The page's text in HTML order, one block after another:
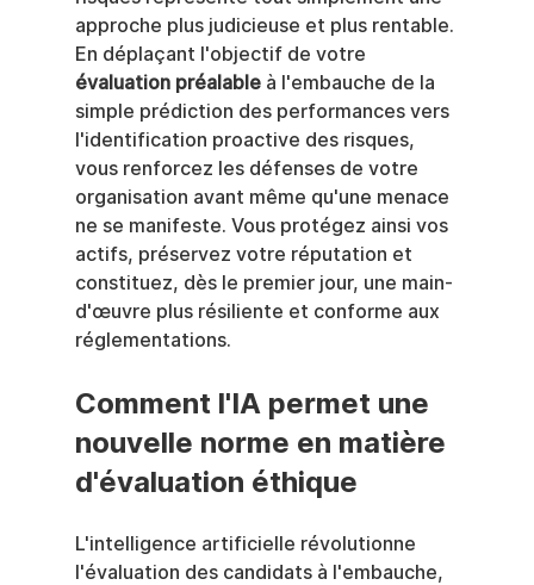
approche plus judicieuse et plus rentable.
En déplaçant l'objectif de votre
évaluation préalable à l'embauche de la
simple prédiction des performances vers
l'identification proactive des risques,
vous renforcez les défenses de votre
organisation avant même qu'une menace
ne se manifeste. Vous protégez ainsi vos
actifs, préservez votre réputation et
constituez, dès le premier jour, une main-
d'œuvre plus résiliente et conforme aux
réglementations.
Comment l'IA permet une
nouvelle norme en matière
d'évaluation éthique
L'intelligence artificielle révolutionne
l'évaluation des candidats à l'embauche,